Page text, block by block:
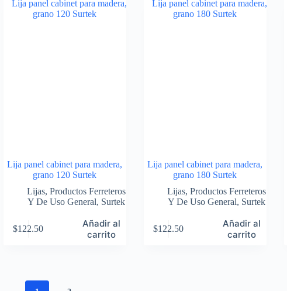
Lija panel cabinet para madera,
grano 120 Surtek
Lijas,Productos Ferreteros
Y De Uso General, Surtek
$122.50
Añadir al
carrito
Lija panel cabinet para madera,
grano 180 Surtek
Lijas,Productos Ferreteros
Y De Uso General, Surtek
$122.50
Añadir al
carrito